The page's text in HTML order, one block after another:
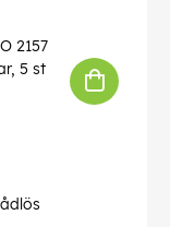
2157
5 st